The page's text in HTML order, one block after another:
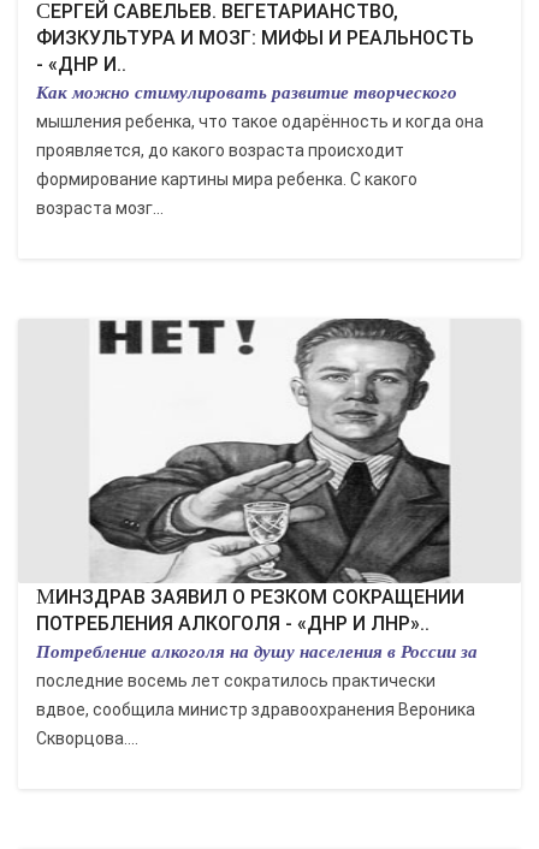
СЕРГЕЙ САВЕЛЬЕВ. ВЕГЕТАРИАНСТВО,
ФИЗКУЛЬТУРА И МОЗГ: МИФЫ И РЕАЛЬНОСТЬ
- «ДНР И..
Как можно стимулировать развитие творческого
мышления ребенка, что такое одарённость и когда она
проявляется, до какого возраста происходит
формирование картины мира ребенка. С какого
возраста мозг...
МИНЗДРАВ ЗАЯВИЛ О РЕЗКОМ СОКРАЩЕНИИ
ПОТРЕБЛЕНИЯ АЛКОГОЛЯ - «ДНР И ЛНР»..
Потребление алкоголя на душу населения в России за
последние восемь лет сократилось практически
вдвое, сообщила министр здравоохранения Вероника
Скворцова....